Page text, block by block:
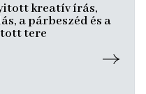
kreatív írás,
a párbeszéd és a
tere